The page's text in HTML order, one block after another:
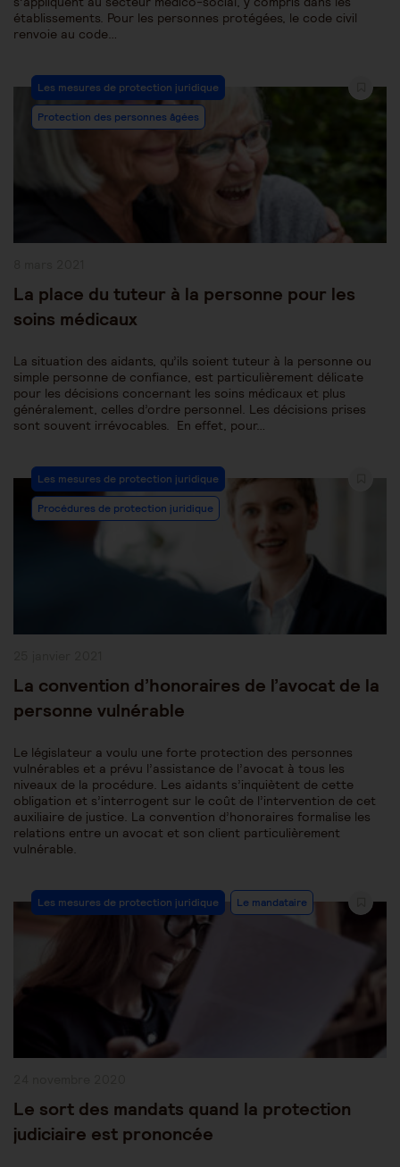
établissements. Pour les personnes protégées, le code civil
renvoie au code…
Post
Category:
Les mesures de protection juridique
Protection des personnes âgées
La place du tuteur à la personne pour les
soins médicaux
La situation des aidants, qu’ils soient tuteur à la personne ou
simple personne de confiance, est particulièrement délicate
pour les décisions concernant les soins médicaux et plus
généralement, celles d’ordre personnel. Les décisions prises
sont souvent irrévocables. En effet, pour…
Post
Category:
Les mesures de protection juridique
Procédures de protection juridique
La convention d’honoraires de l’avocat de la
personne vulnérable
Le législateur a voulu une forte protection des personnes
vulnérables et a prévu l’assistance de l’avocat à tous les
niveaux de la procédure. Les aidants s’inquiètent de cette
obligation et s’interrogent sur le coût de l’intervention de cet
auxiliaire de justice. La convention d’honoraires formalise les
relations entre un avocat et son client particulièrement
vulnérable.
Post
Category:
Les mesures de protection juridique Le mandataire
Le sort des mandats quand la protection
judiciaire est prononcée